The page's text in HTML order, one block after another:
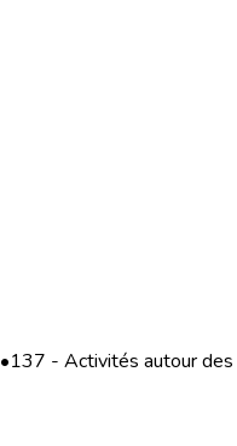
•137 - Activités autour des